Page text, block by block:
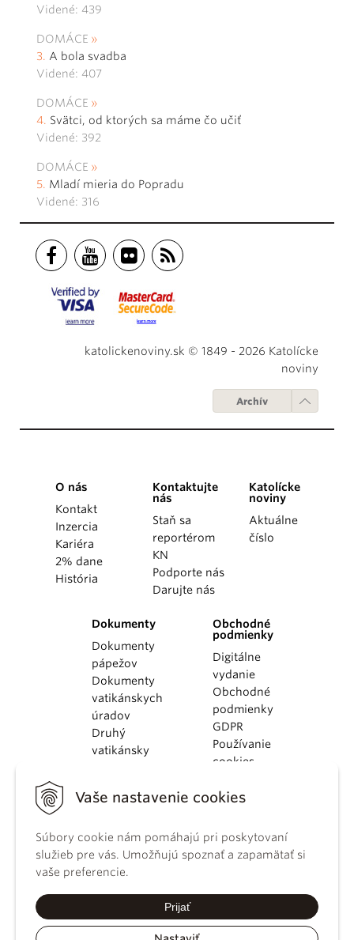
Vaše nastavenie cookies
Súbory cookie nám pomáhajú pri poskytovaní
služieb pre vás. Umožňujú spoznať a zapamätať si
vaše preferencie.
Prijať
Videné: 439
DOMÁCE
A bola svadba
Videné: 407
DOMÁCE
Svätci, od ktorých sa máme čo učiť
Videné: 392
DOMÁCE
Mladí mieria do Popradu
Videné: 316
katolickenoviny.sk © 1849 - 2026 Katolícke
noviny
Archív
O nás
Kontakt
Inzercia
Kariéra
2% dane
História
Kontaktujte
nás
Staň sa
reportérom
KN
Podporte nás
Darujte nás
Katolícke
noviny
Aktuálne
číslo
Dokumenty
Dokumenty
pápežov
Dokumenty
vatikánskych
úradov
Druhý
vatikánsky
KBS
kánonického
práva
Katechizmus
Obchodné
podmienky
Digitálne
vydanie
Obchodné
podmienky
GDPR
Používanie
cookies